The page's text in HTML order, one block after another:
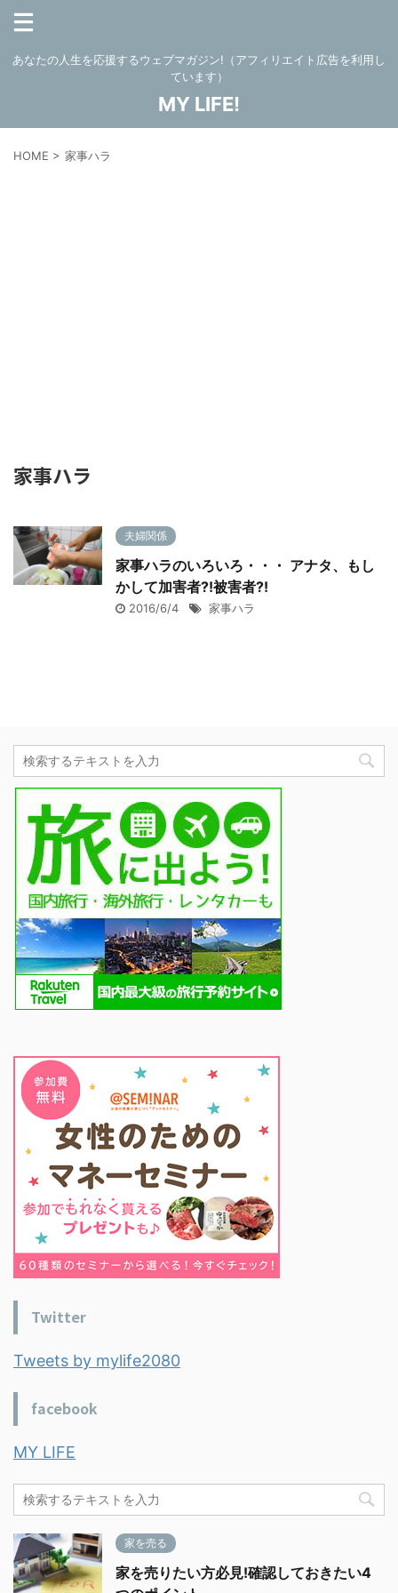
あなたの人生を応援するウェブマガジン!（アフィリエイト広告を利用し
ています）
MY LIFE!
HOME > 家事ハラ
家事ハラ
夫婦関係
家事ハラのいろいろ・・・ アナタ、もし
かして加害者?!被害者?!
2016/6/4 家事ハラ
Twitter
Tweets by mylife2080
facebook
MY LIFE
家を売る
家を売りたい方必見!確認しておきたい4